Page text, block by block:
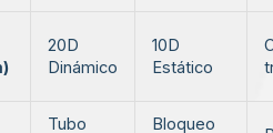
20D
Dinámico
10D
Estático
Tubo
Bloqueo